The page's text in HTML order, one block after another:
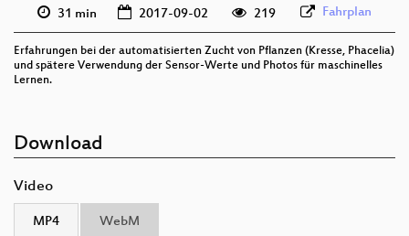
31 min 2017-09-02 219 Fahrplan
Erfahrungen bei der automatisierten Zucht von Pflanzen (Kresse, Phacelia)
und spätere Verwendung der Sensor-Werte und Photos für maschinelles
Lernen.
Download
Video
MP4 WebM